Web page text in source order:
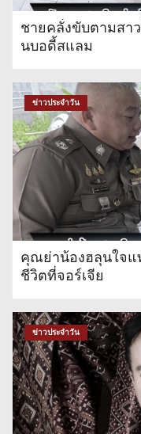
ชายคลั่งขับตามสา
นบอดี้สแลม
ข่าวประจำวัน
คุณย่าน้องฮลุนใจ
ชีวิตที่จอร์เจีย
ข่าวประจำวัน